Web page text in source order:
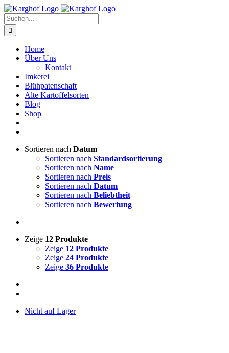
Zum
Inhalt
springen
Instagram
Facebook
Suche
nach:
Home
Über Uns
Kontakt
Imkerei
Blühpatenschaft
Alte Kartoffelsorten
Blog
Shop
Sortieren nach Datum
Sortieren nach Standardsortierung
Sortieren nach Name
Sortieren nach Preis
Sortieren nach Datum
Sortieren nach Beliebtheit
Sortieren nach Bewertung
Zeige 12 Produkte
Zeige 12 Produkte
Zeige 24 Produkte
Zeige 36 Produkte
Nicht auf Lager